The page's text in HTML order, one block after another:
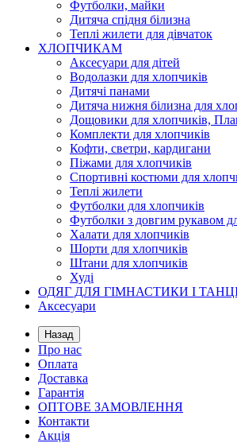
Футболки, майки
Дитяча спідня білизна
Теплі жилети для дівчаток
ХЛОПЧИКАМ
Аксесуари для дітей
Водолазки для хлопчиків
Дитячі панами
Дитяча нижня білизна для
Дощовики для хлопчиків,
Комплекти для хлопчиків
Кофти, светри, кардигани
Піжами для хлопчиків
Спортивні костюми для
Теплі жилети
Футболки для хлопчиків
Футболки з довгим рукавом
Халати для хлопчиків
Шорти для хлопчиків
Штани для хлопчиків
Худі
ОДЯГ ДЛЯ ГІМНАСТИКИ І
Аксесуари
Назад
Про нас
Оплата
Доставка
Гарантія
ОПТОВЕ ЗАМОВЛЕННЯ
Контакти
Акція